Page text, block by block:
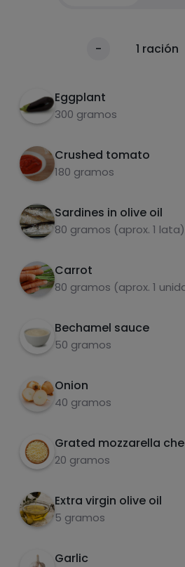
- 1 ración
Eggplant
300 gramos
Crushed tomato
180 gramos
Sardines in olive oil
80 gramos (aprox. 1 lata)
Carrot
80 gramos (aprox. 1
Bechamel sauce
50 gramos
Onion
40 gramos
Grated mozzarella
20 gramos
Extra virgin olive oil
5 gramos
Garlic
carbohydrates
Sugars